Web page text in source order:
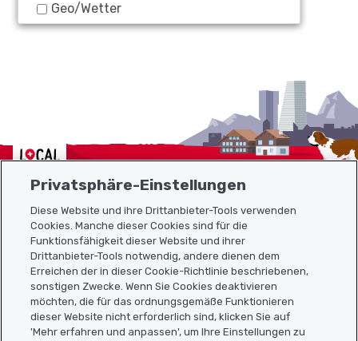
Geo/Wetter
Localcities
Sitemap
Nützliche Links
Localcities App herunterladen
Privatsphäre-Einstellungen
Diese Website und ihre Drittanbieter-Tools verwenden
Cookies. Manche dieser Cookies sind für die
Funktionsfähigkeit dieser Website und ihrer
Drittanbieter-Tools notwendig, andere dienen dem
Erreichen der in dieser Cookie-Richtlinie beschriebenen,
sonstigen Zwecke. Wenn Sie Cookies deaktivieren
möchten, die für das ordnungsgemäße Funktionieren
dieser Website nicht erforderlich sind, klicken Sie auf
'Mehr erfahren und anpassen', um Ihre Einstellungen zu